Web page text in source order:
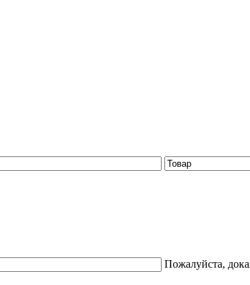
Пожалуйста,